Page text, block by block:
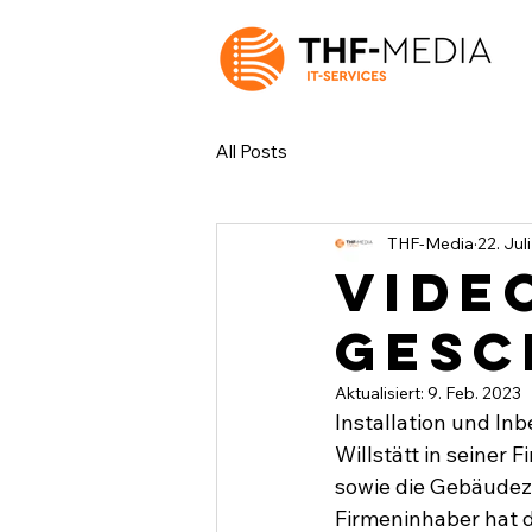
All Posts
THF-Media 22.
Aktualisiert: 9. Feb. 2023
Installation und
Willstätt in seiner
sowie die
Firmeninhaber hat